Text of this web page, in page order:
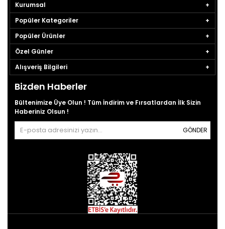
Kurumsal
Popüler Kategoriler
Popüler Ürünler
Özel Günler
Alışveriş Bilgileri
Bizden Haberler
Bültenimize Üye Olun ! Tüm İndirim ve Fırsatlardan İlk Sizin
Haberiniz Olsun !
GÖNDER